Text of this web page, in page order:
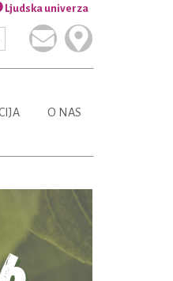
Ljudska univerza
O NAS